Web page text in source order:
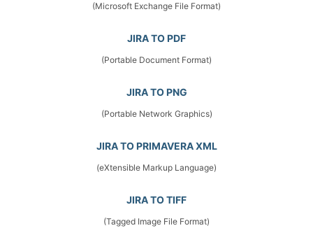
(Microsoft Exchange File Format)
JIRA TO PDF
(Portable Document Format)
JIRA TO PNG
(Portable Network Graphics)
JIRA TO PRIMAVERA XML
(eXtensible Markup Language)
JIRA TO TIFF
(Tagged Image File Format)